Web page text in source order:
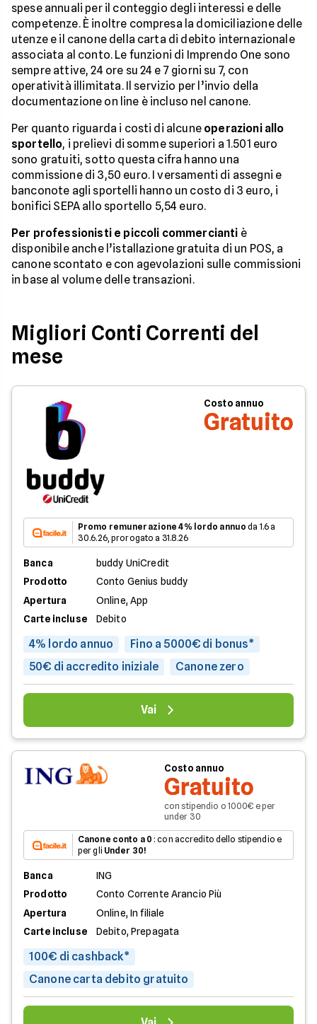
spese annuali per il conteggio degli interessi e delle
competenze. È inoltre compresa la domiciliazione delle
utenze e il canone della carta di debito internazionale
associata al conto. Le funzioni di Imprendo One sono
sempre attive, 24 ore su 24 e 7 giorni su 7, con
operatività illimitata. Il servizio per l’invio della
documentazione on line è incluso nel canone.
Per quanto riguarda i costi di alcune operazioni allo
sportello, i prelievi di somme superiori a 1.501 euro
sono gratuiti, sotto questa cifra hanno una
commissione di 3,50 euro. I versamenti di assegni e
banconote agli sportelli hanno un costo di 3 euro, i
bonifici SEPA allo sportello 5,54 euro.
Per professionisti e piccoli commercianti è
disponibile anche l’istallazione gratuita di un POS, a
canone scontato e con agevolazioni sulle commissioni
in base al volume delle transazioni.
Migliori Conti Correnti del
mese
Costo annuo
Gratuito
Promo remunerazione 4% lordo annuo da 1.6 a
30.6.26, prorogato a 31.8.26
Banca
buddy UniCredit
Prodotto
Conto Genius buddy
Apertura
Online, App
Carte incluse
Debito
4% lordo annuo
Fino a 5000€ di bonus*
50€ di accredito iniziale
Canone zero
Vai
Costo annuo
Gratuito
con stipendio o 1000€ e per
under 30
Canone conto a 0 : con accredito dello stipendio e
per gli Under 30!
Banca
ING
Prodotto
Conto Corrente Arancio Più
Apertura
Online, In filiale
Carte incluse
Debito, Prepagata
100€ di cashback*
Canone carta debito gratuito